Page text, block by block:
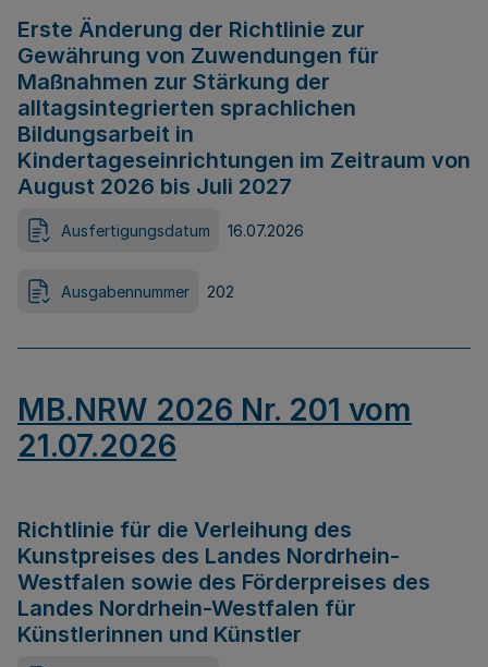
Erste Änderung der Richtlinie zur
Gewährung von Zuwendungen für
Maßnahmen zur Stärkung der
alltagsintegrierten sprachlichen
Bildungsarbeit in
Kindertageseinrichtungen im Zeitraum von
August 2026 bis Juli 2027
Ausfertigungsdatum 16.07.2026
Ausgabennummer 202
MB.NRW 2026 Nr. 201 vom
21.07.2026
Richtlinie für die Verleihung des
Kunstpreises des Landes Nordrhein-
Westfalen sowie des Förderpreises des
Landes Nordrhein-Westfalen für
Künstlerinnen und Künstler